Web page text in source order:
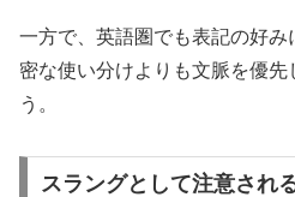
一方で、英語圏でも表記の好
密な使い分けよりも文脈を優先
う。
スラングとして注意され